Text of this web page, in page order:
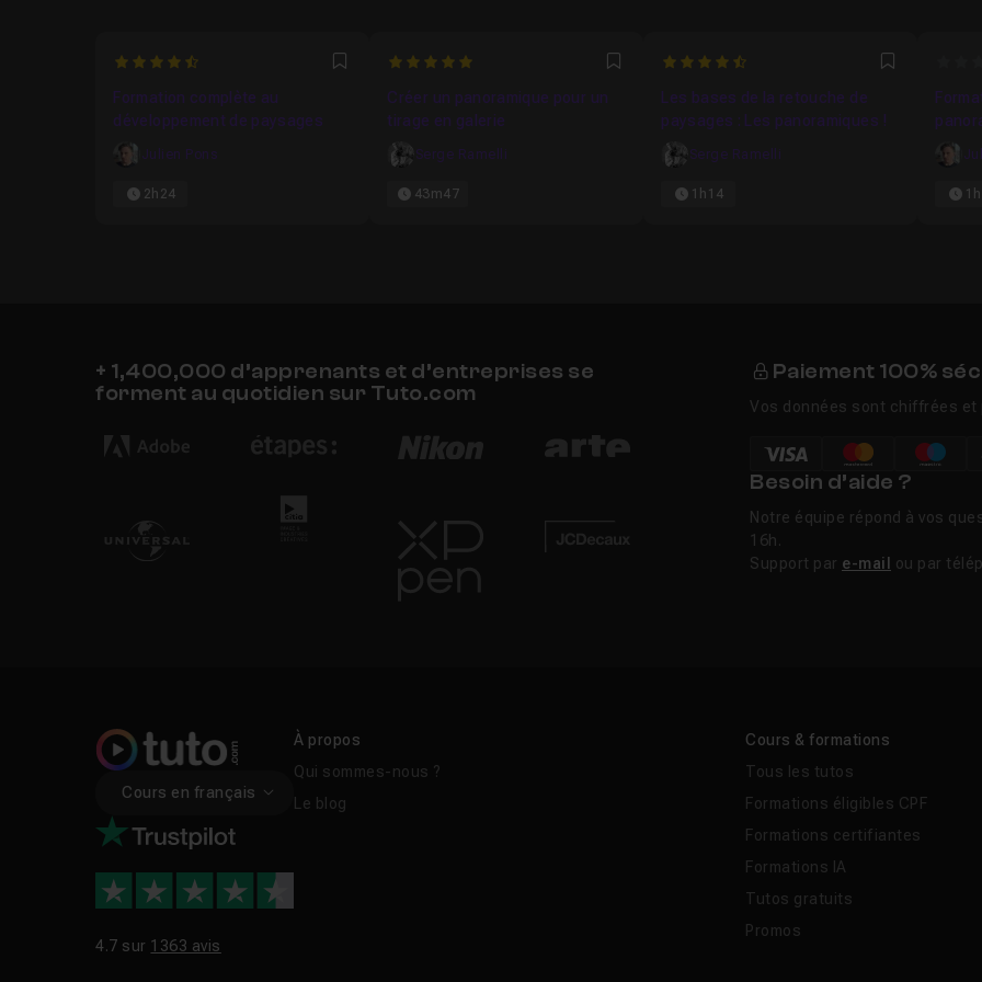
4.6666666666667 Favori
Formation complète au
développement de paysages
Julien Pons
2h24
5 Favori
Créer un panoramique pour un
tirage en galerie
Serge Ramelli
43m47
4.875 Favori
Les bases de la retouche de
paysages : Les panoramiques !
Serge Ramelli
1h14
+ 1,400,000 d’apprenants et d’entreprises se
forment au quotidien sur Tuto.com
Paiement 100%
Vos données sont chiffrées
Besoin d’aide ?
Notre équipe répond à vos
16h.
Support par e-mail ou par
Cours en français
4.7 sur 1363 avis
À propos
Qui sommes-nous ?
Le blog
Cours & formations
Tous les tutos
Formations éligibles CPF
Formations certifiantes
Formations IA
Tutos gratuits
Promos